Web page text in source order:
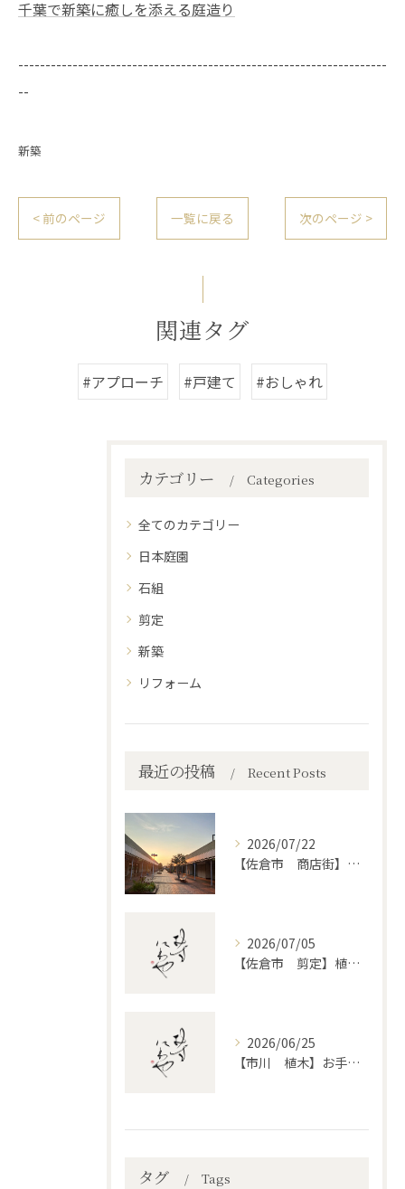
千葉で新築に癒しを添える庭造り
--------------------------------------------------------------------
--
新築
< 前のページ 一覧に戻る 次のページ >
関連タグ
#アプローチ #戸建て #おしゃれ
カテゴリー Categories
全てのカテゴリー
日本庭園
石組
剪定
新築
リフォーム
最近の投稿 Recent Posts
2026/07/22
【佐倉市 商店街】街路植木剪定
2026/07/05
【佐倉市 剪定】植木・庭木の剪定、プロに頼むとどう違うのか。
2026/06/25
【市川 植木】お手入れ【和モダンというお庭を考える】
タグ Tags